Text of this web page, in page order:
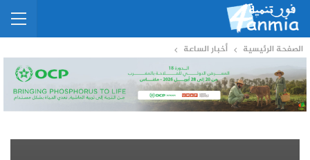
الصفحة الرئيسية أخبار الساعة